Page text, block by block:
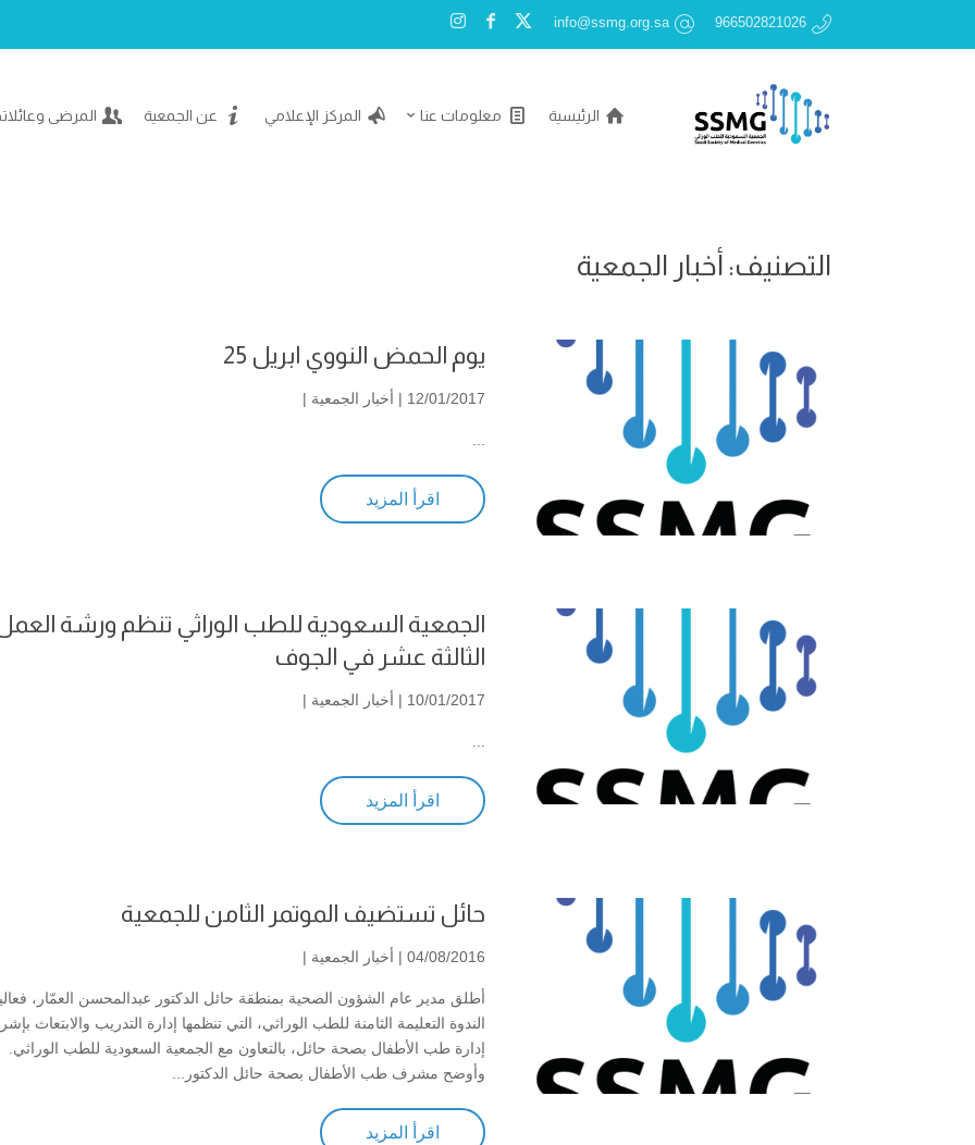
966502821026
info@ssmg.org.sa
الرئيسية معلومات عنا المركز الإعلامي عن الجمعية المرضى
التصنيف: أخبار الجمعية
يوم الحمض النووي ابريل 25
12/01/2017 | أخبار الجمعية |
اقرأ المزيد
الجمعية السعودية للطب الوراثي تنظم ورشة
الثالثة عشر في الجوف
10/01/2017 | أخبار الجمعية |
اقرأ المزيد
حائل تستضيف الموتمر الثامن للجمعية
04/08/2016 | أخبار الجمعية |
أطلق مدير عام الشؤون الصحية بمنطقة حائل الدكتور عبدالمحسن العمّار،
الندوة التعليمة الثامنة للطب الوراثي، التي تنظمها إدارة التدريب والابتعاث
إدارة طب الأطفال بصحة حائل، بالتعاون مع الجمعية السعودية للطب الوراثي.
وأوضح مشرف طب الأطفال بصحة حائل الدكتور...
اقرأ المزيد